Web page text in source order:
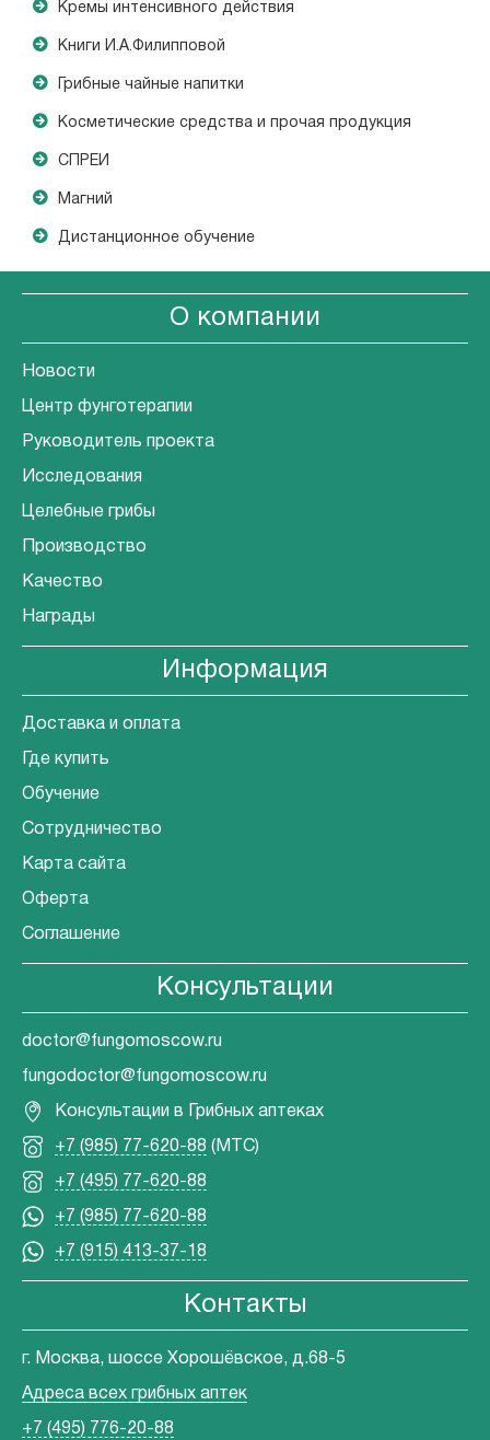
Кремы интенсивного действия
Книги И.А.Филипповой
Грибные чайные напитки
Косметические средства и прочая продукция
СПРЕИ
Магний
Дистанционное обучение
О компании
Новости
Центр фунготерапии
Руководитель проекта
Исследования
Целебные грибы
Производство
Качество
Награды
Информация
Доставка и оплата
Где купить
Обучение
Сотрудничество
Карта сайта
Оферта
Соглашение
Консультации
doctor@fungomoscow.ru
fungodoctor@fungomoscow.ru
Консультации в Грибных аптеках
+7 (985) 77-620-88 (МТС)
+7 (495) 77-620-88
+7 (985) 77-620-88
+7 (915) 413-37-18
Контакты
г. Москва, шоссе Хорошёвское, д.68-5
Адреса всех грибных аптек
+7 (495) 776-20-88